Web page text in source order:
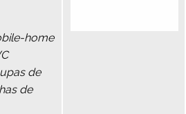
home
de
de